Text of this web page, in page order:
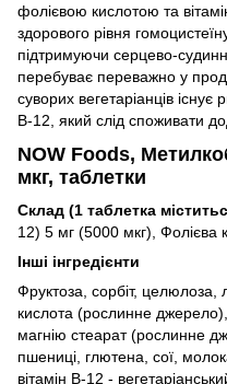
фолієвою кислотою та
здорового рівня
підтримуючи серцево-
перебуває переважно у
суворих вегетаріанців існує
B-12, який слід споживати
NOW Foods,
мкг, таблетки
Склад (1 таблетка
12) 5 мг (5000 мкг), Фолієва
Інші інгредієнти
Фруктоза, сорбіт,
кислота (рослинне
магнію стеарат (рослинне
пшениці, глютена, сої,
вітамін B-12 -